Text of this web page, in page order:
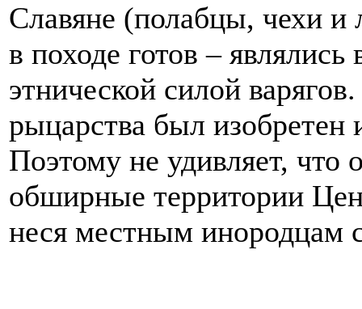
Славяне (полабцы, чехи и
в походе готов –
этнической силой
рыцарства был
Поэтому не удивляет, что
обширные территории
неся местным инородцам